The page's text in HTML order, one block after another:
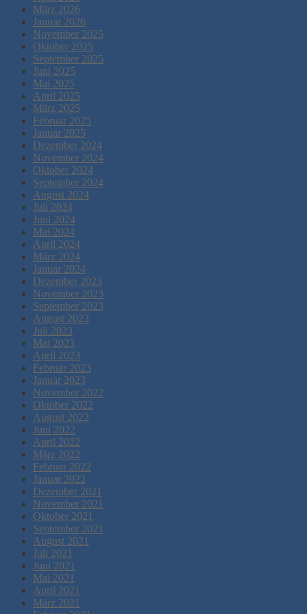
März 2026
Januar 2026
November 2025
Oktober 2025
September 2025
Juni 2025
Mai 2025
April 2025
März 2025
Februar 2025
Januar 2025
Dezember 2024
November 2024
Oktober 2024
September 2024
August 2024
Juli 2024
Juni 2024
Mai 2024
April 2024
März 2024
Januar 2024
Dezember 2023
November 2023
September 2023
August 2023
Juli 2023
Mai 2023
April 2023
Februar 2023
Januar 2023
November 2022
Oktober 2022
August 2022
Juni 2022
April 2022
März 2022
Februar 2022
Januar 2022
Dezember 2021
November 2021
Oktober 2021
September 2021
August 2021
Juli 2021
Juni 2021
Mai 2021
April 2021
März 2021